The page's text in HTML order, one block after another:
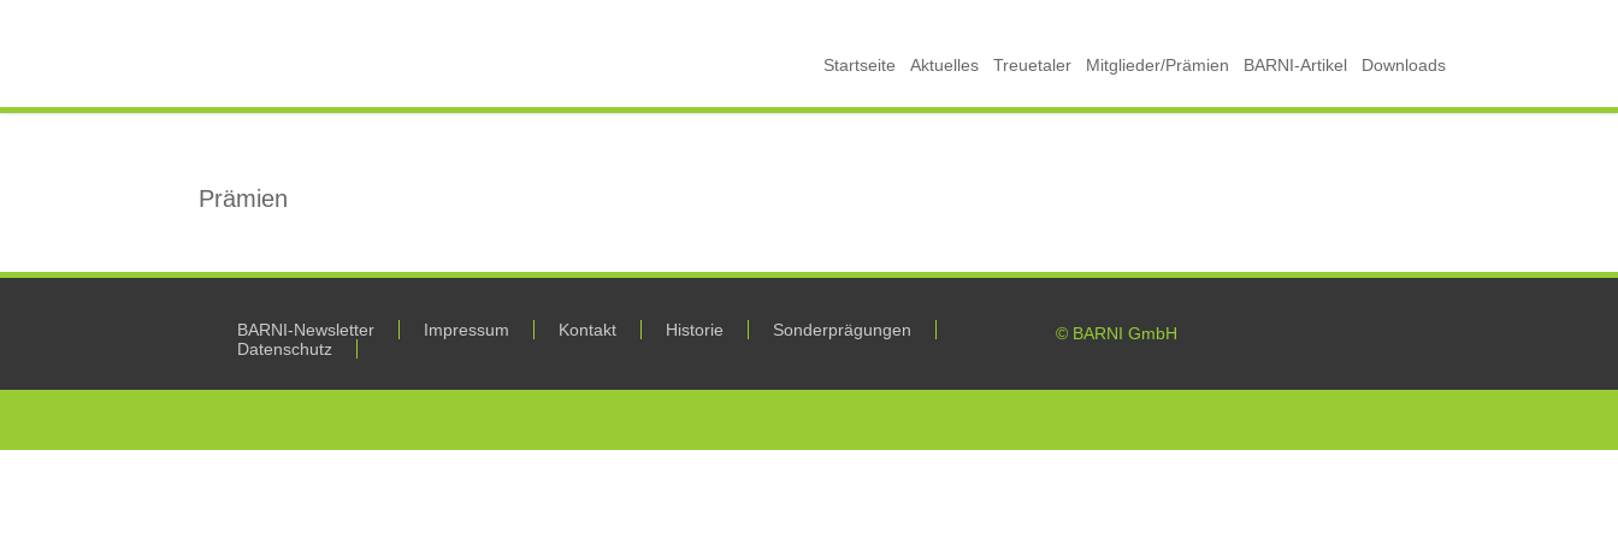
Startseite Aktuelles Treuetaler Mitglieder/Prämien BARNI-Artikel Downloads
Prämien
BARNI-Newsletter Impressum Kontakt Historie
Sonderprägungen
Datenschutz
© BARNI GmbH